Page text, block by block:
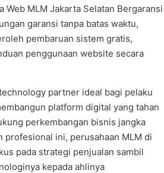
Web MLM Jakarta Selatan Bergaransi
garansi tanpa batas waktu,
pembaruan sistem gratis,
penggunaan website secara
partner ideal bagi pelaku
platform digital yang tahan
perkembangan bisnis jangka
profesional ini, perusahaan MLM di
pada strategi penjualan sambil
kepada ahlinya